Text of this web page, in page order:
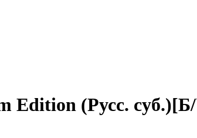
Edition (Русс.